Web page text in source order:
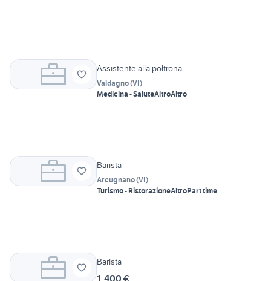
Assistente alla poltrona
Valdagno(VI)
Medicina - SaluteAltroAltro
Barista
Arcugnano(VI)
Turismo - RistorazioneAltroPart time
Barista